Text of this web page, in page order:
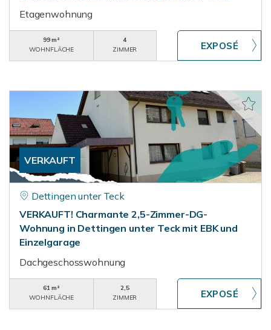
Etagenwohnung
99 m²
WOHNFLÄCHE
4
ZIMMER
VERKAUFT
Dettingen unter Teck
VERKAUFT! Charmante 2,5-Zimmer-DG-
Wohnung in Dettingen unter Teck mit EBK und
Einzelgarage
Dachgeschosswohnung
61 m²
WOHNFLÄCHE
2,5
ZIMMER